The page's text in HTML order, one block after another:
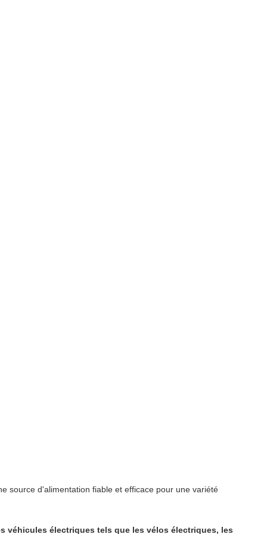
source d'alimentation fiable et efficace pour une variété
véhicules électriques tels que les vélos électriques, les